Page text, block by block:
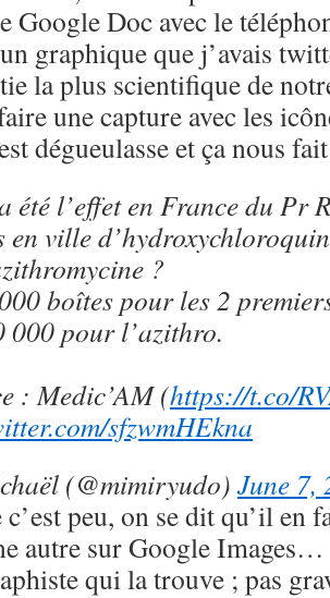
Google Doc avec le
graphique que j’avais
la plus scientifique de
une capture avec les
dégueulasse et ça nous
été l’effet en France du Pr
en ville
?
boîtes pour les 2
000 pour l’azithro.
: Medic’AM (https://t.co/
sfzwmHEkna
(@mimiryudo) June 7,
peu, on se dit qu’il en
autre sur Google Images…
qui la trouve ; pas